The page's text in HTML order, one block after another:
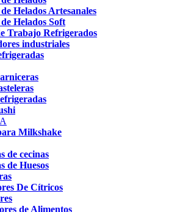
Helados Artesanales
Helados Soft
Trabajo Refrigerados
industriales
Milkshake
de cecinas
de Huesos
De Cítricos
de Alimentos